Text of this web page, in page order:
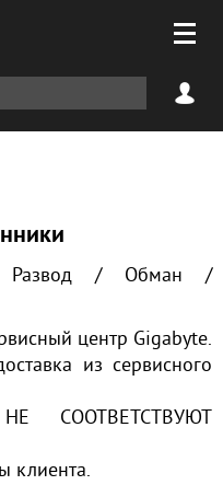
- Развод / Обман /
центр Gigabyte.
из сервисного
СООТВЕТСТВУЮТ
клиента.